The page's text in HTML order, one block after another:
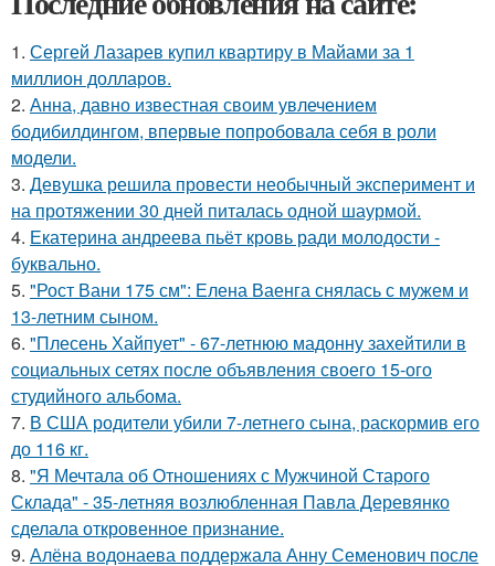
1. Сергей Лазарев купил квартиру в Майами за 1
миллион долларов.
2. Анна, давно известная своим увлечением
бодибилдингом, впервые попробовала себя в роли
модели.
3. Девушка решила провести необычный эксперимент и
на протяжении 30 дней питалась одной шаурмой.
4. Екатерина андреева пьёт кровь ради молодости -
буквально.
5. "Рост Вани 175 см": Елена Ваенга снялась с мужем и
13-летним сыном.
6. "Плесень Хайпует" - 67-летнюю мадонну захейтили в
социальных сетях после объявления своего 15-ого
студийного альбома.
7. В США родители убили 7-летнего сына, раскормив его
до 116 кг.
8. "Я Мечтала об Отношениях с Мужчиной Старого
Склада" - 35-летняя возлюбленная Павла Деревянко
сделала откровенное признание.
9. Алёна водонаева поддержала Анну Семенович после